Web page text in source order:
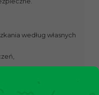
według własnych